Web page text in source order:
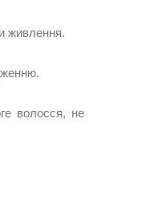
живлення.
волосся, не